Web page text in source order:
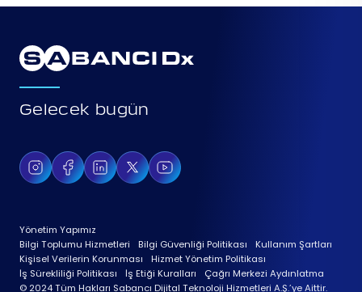
Gelecek bugün
© 2024 Tüm Hakları Sabancı Dijital Teknoloji Hizmetleri A.Ş.’ye Aittir.
Bilgi Toplumu Hizmetleri Bilgi Güvenliği Politikası
Kullanım Şartları
Kişisel Verilerin Korunması
Hizmet Yönetim Politikası
İş Sürekliliği Politikası
İş Etiği Kuralları Çağrı Merkezi Aydınlatma
Yönetim Yapımız